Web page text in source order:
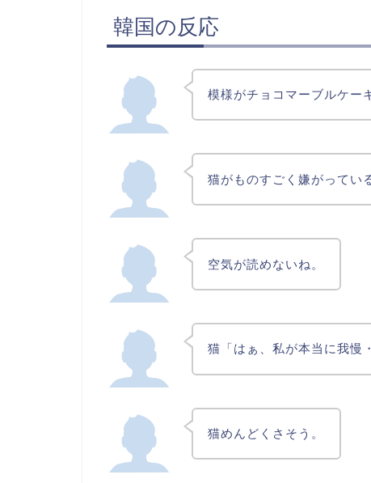
韓国の反応
模様がチョコマーブルケー
猫がものすごく嫌がってい
空気が読めないね。
猫「はぁ、私が本当に我慢
猫めんどくさそう。